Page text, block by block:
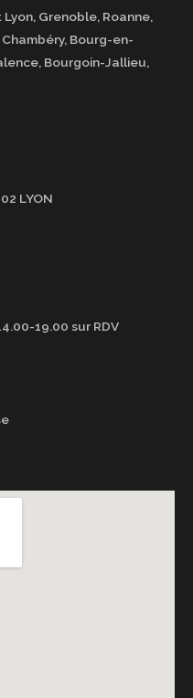
Lyon, Grenoble, Roanne,
Chambéry, Bourg-en-
, Bourgoin-Jallieu,
LYON
19.00 sur RDV